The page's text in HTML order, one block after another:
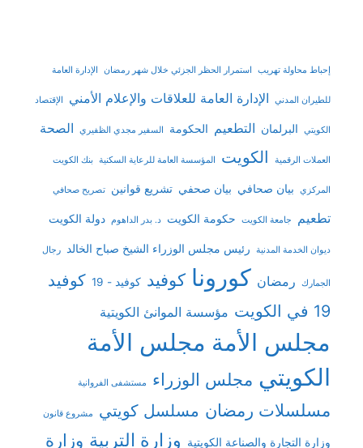
إحباط محاولة تهريب استمرار الحظر الجزئي خلال شهر رمضان الإدارة العامة
للطيران المدني الإدارة العامة للعلاقات والإعلام الأمني الإقتصاد
الكويتي البرلمان التطعيم الحكومة السفير مجدي الظفيري الصحة
العملات الرقمية الكويت المؤسسة العامة للرعاية السكنية بنك الكويت
المركزي بيان صحافي بيان صحفي تشريع قوانين تصريح صحافي
تطعيم جامعة الكويت حكومة الكويت د. بدر الداهوم دولة الكويت
ديوان الخدمة المدنية رئيس مجلس الوزراء الشيخ صباح الخالد رجال
الجمارك رمضان كورونا كوفيد كوفيد - 19
كوفيد
19 في الكويت
مؤسسة الموانئ الكويتية
مجلس الأمة مجلس الأمة
الكويتي مجلس الوزراء مستشفى الفروانية
مسلسلات رمضان مسلسل كويتي مشروع قانون
وزارة التجارة والصناعة الكويتية وزارة التربية وزارة